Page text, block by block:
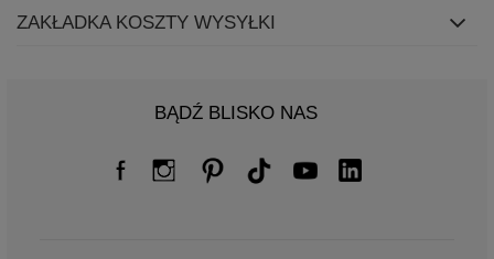
ZAKŁADKA KOSZTY WYSYŁKI
BĄDŹ BLISKO NAS